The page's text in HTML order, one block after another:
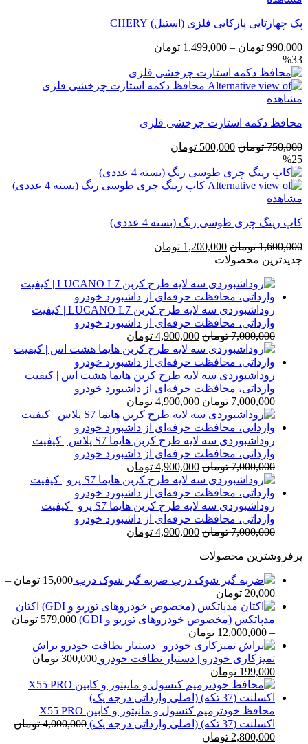
پک چهارتایی پارکابی فلزی (استیل) CHERY
990,000 تومان –
1,499,000 تومان
تا
%33
مشاهده
محافظ دکمه استارت چرخشی فلزی
750,000 تومان قیمت
750,000 تومان
بود.
500,000 تومان
500,000 تومان
است.
%25
مشاهده
کاپ رینگ چری طوسی رنگ (بسته 4 عددی)
1,600,000 تومان قیمت
اصلی
بود.
1,200,000 تومان
است.
جدیدترین محصولات
روداشبوردی سه‌ لایه طرح کربن LUCANO L7 | کیفیت
وارداتی، محافظت حرفه‌ای از داشبورد خودرو
7,000,000 تومان قیمت
اصلی
7,000,000 تومان
بود.
4,900,000 تومان
فعلی
4,900,000 تومان
است.
روداشبوردی سه‌ لایه طرح کربن هایما هشت اس | کیفیت
وارداتی، محافظت حرفه‌ای از داشبورد خودرو
7,000,000 تومان قیمت
اصلی
7,000,000 تومان
بود.
4,900,000 تومان
فعلی
4,900,000 تومان
است.
روداشبوردی سه‌ لایه طرح کربن هایما S7 پلاس | کیفیت
وارداتی، محافظت حرفه‌ای از داشبورد خودرو
7,000,000 تومان قیمت
اصلی
7,000,000 تومان
بود.
4,900,000 تومان
فعلی
4,900,000 تومان
است.
روداشبوردی سه‌ لایه طرح کربن هایما S7 پرو | کیفیت
وارداتی، محافظت حرفه‌ای از داشبورد خودرو
7,000,000 تومان قیمت
4,900,000 تومان
پرفروشترین محصولات
ضربه گیر شوک درب 15,000 تومان –
20,000 تومان
قیمت:
15,000 تومان
تا
20,000 تومان
اکتان
مدپاتکس (مخصوص خودروهای توربو و GDI)
579,000 تومان
–
12,000,000 تومان
قیمت:
579,000 تومان
12,000,000 تومان
براش
تمیزکاری خودرو | دستیار نظافت خودرو 300,000 تومان
قیمت
اصلی
300,000 تومان
بود.
199,000 تومان
فعلی
199,000 تومان
است.
محافظ خودترمیم کنسول و مانیتور و کابین X55 PRO
اکسلنت (37 تکه) (اصلی وارداتی درجه یک)
4,000,000 تومان
قیمت
2,800,000 تومان